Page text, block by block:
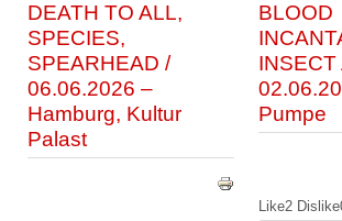
DEATH TO ALL,
SPECIES,
SPEARHEAD /
06.06.2026 –
Hamburg, Kultur
Palast
BLOOD
INSECT
Pumpe
Like2 Dislike